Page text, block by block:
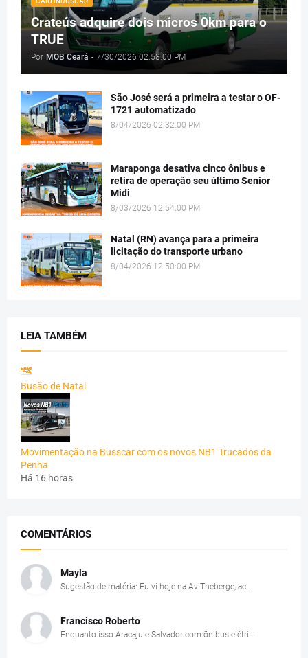
Crateús adquire dois micros 0km para o
TRUE
Por MOB Ceará - 7/30/2026 02:58:00 PM
São José será a primeira a testar o OF-
1721 automatizado
8/04/2026 02:32:00 PM
Maraponga desativa cinco ônibus e
retira de operação seu último Senior
Midi
8/03/2026 12:54:00 PM
Natal (RN) avança para a primeira
licitação do transporte urbano
8/04/2026 12:50:00 PM
LEIA TAMBÉM
Busão de Natal
Movimentação na Busscar com os novos NB1 Trucados da
Penha
Há 16 horas
COMENTÁRIOS
Mayla
Sugestão de matéria: Eu vi hoje na Av Theberge, ac...
Francisco Roberto
Enquanto isso Aracaju e Salvador com ônibus elétri...